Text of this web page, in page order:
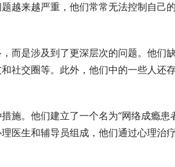
越来越严重，他们常常无法控制自己
而是涉及到了更深层次的问题。他们
社交圈等。此外，他们中的一些人还
施。他们建立了一个名为“网络成瘾患
医生和辅导员组成，他们通过心理治